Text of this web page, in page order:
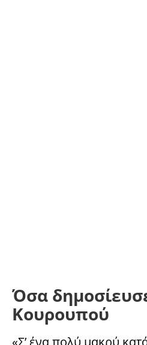
Όσα
Κουρουπού
«Σ’ ένα πολύ μακρύ